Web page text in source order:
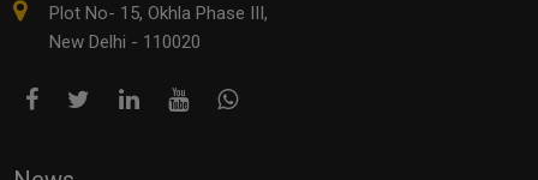
Plot No- 15, Okhla Phase III,
New Delhi - 110020